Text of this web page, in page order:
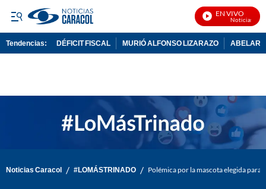
EN VIVO
Noticias
Tendencias: DÉFICIT FISCAL MURIÓ ALFONSO LIZARAZO
Noticias Caracol / #LOMÁSTRINADO / Polémica por la mascota elegida para